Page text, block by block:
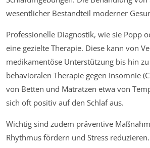
wesentlicher Bestandteil moderner
Professionelle Diagnostik, wie sie Popp
eine gezielte Therapie. Diese kann von
medikamentöse Unterstützung bis hin
behavioralen Therapie gegen Insomnie
von Betten und Matratzen etwa von
sich oft positiv auf den Schlaf aus.
Wichtig sind zudem präventive
Rhythmus fördern und Stress